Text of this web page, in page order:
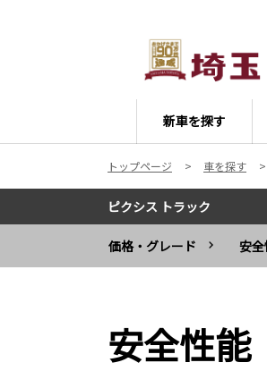
新車を探す
トップページ 車を探す
ピクシス トラック
価格・グレード 安
安全性能